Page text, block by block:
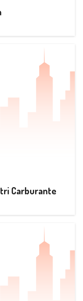
Carburante